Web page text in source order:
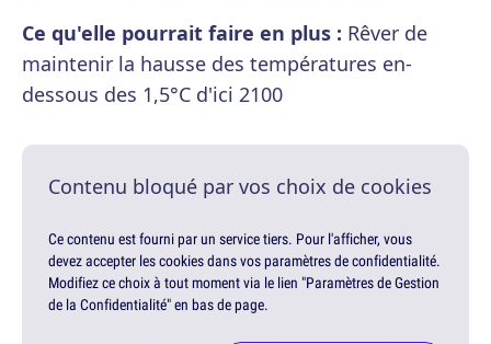
Ce qu'elle pourrait faire en plus : Rêver de
maintenir la hausse des températures en-
dessous des 1,5°C d'ici 2100
Contenu bloqué par vos choix de cookies
Ce contenu est fourni par un service tiers. Pour l'afficher, vous
devez accepter les cookies dans vos paramètres de confidentialité.
Modifiez ce choix à tout moment via le lien "Paramètres de Gestion
de la Confidentialité" en bas de page.